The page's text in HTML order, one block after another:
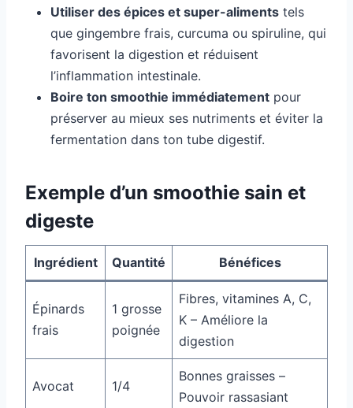
Utiliser des épices et super-aliments tels
que gingembre frais, curcuma ou spiruline, qui
favorisent la digestion et réduisent
l’inflammation intestinale.
Boire ton smoothie immédiatement pour
préserver au mieux ses nutriments et éviter la
fermentation dans ton tube digestif.
Exemple d’un smoothie sain et
digeste
Ingrédient Quantité Bénéfices
Épinards
frais
1 grosse
poignée
Fibres, vitamines A, C,
K – Améliore la
digestion
Avocat 1/4
Bonnes graisses –
Pouvoir rassasiant